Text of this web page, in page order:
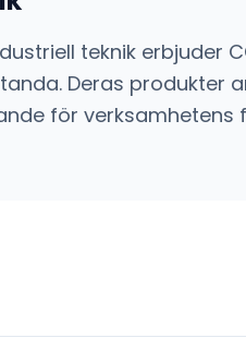
teknik erbjuder
Deras produkter
för verksamhetens